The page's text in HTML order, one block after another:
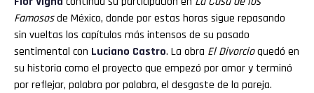
Famososde México, donde por estas horas sigue repasando
sin vueltas los capítulos más intensos de su pasado
sentimental con Luciano Castro. La obra El Divorcioquedó en
su historia como el proyecto que empezó por amor y terminó
por reflejar, palabra por palabra, el desgaste de la pareja.